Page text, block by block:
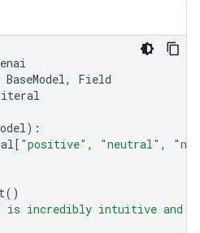
BaseModel,
Field
):
[ "positive" , "neutral" ,
()
is incredibly intuitive and